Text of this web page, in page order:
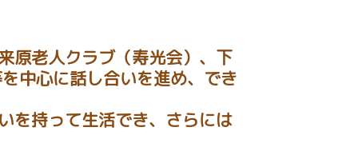
原老人クラブ（寿光会）、下
中心に話し合いを進め、でき
を持って生活でき、さらには